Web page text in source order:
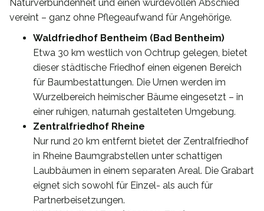
Naturverbundenheit und einen würdevollen Abschied
vereint – ganz ohne Pflegeaufwand für Angehörige.
Waldfriedhof Bentheim (Bad Bentheim)
Etwa 30 km westlich von Ochtrup gelegen, bietet
dieser städtische Friedhof einen eigenen Bereich
für Baumbestattungen. Die Urnen werden im
Wurzelbereich heimischer Bäume eingesetzt – in
einer ruhigen, naturnah gestalteten Umgebung.
Zentralfriedhof Rheine
Nur rund 20 km entfernt bietet der Zentralfriedhof
in Rheine Baumgrabstellen unter schattigen
Laubbäumen in einem separaten Areal. Die Grabart
eignet sich sowohl für Einzel- als auch für
Partnerbeisetzungen.